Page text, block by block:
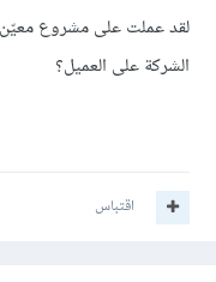
لقد عملت على مشروع
الشركة على العميل؟
اقتباس